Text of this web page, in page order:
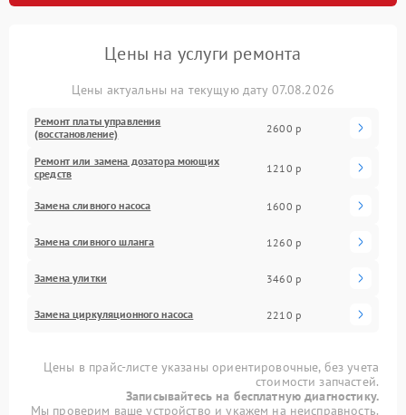
Цены на услуги ремонта
Цены актуальны на текущую дату 07.08.2026
Ремонт платы управления
(восстановление)
2600 р
Ремонт или замена дозатора моющих
средств
1210 р
Замена сливного насоса 1600 р
Замена сливного шланга 1260 р
Замена улитки 3460 р
Замена циркуляционного насоса 2210 р
Цены в прайс-листе указаны ориентировочные, без учета
стоимости запчастей.
Записывайтесь на бесплатную диагностику.
Мы проверим ваше устройство и укажем на неисправность.